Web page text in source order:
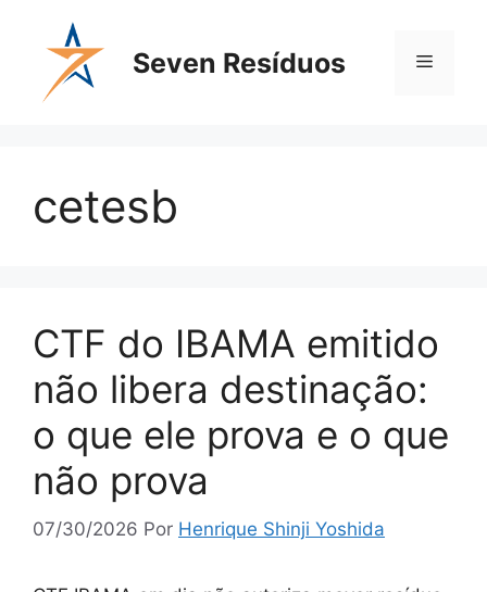
Seven Resíduos
cetesb
CTF do IBAMA emitido
não libera destinação:
o que ele prova e o que
não prova
07/30/2026 Por Henrique Shinji Yoshida